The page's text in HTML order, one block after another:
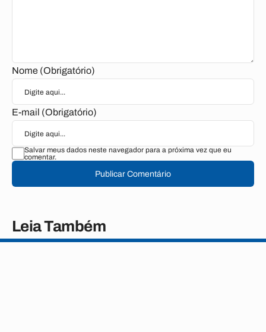
Nome (Obrigatório)
E-mail (Obrigatório)
Salvar meus dados neste navegador para a próxima vez que eu
comentar.
Publicar Comentário
Leia Também